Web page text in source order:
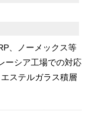
、ノーメックス等
ーシア工場での対応
ステルガラス積層